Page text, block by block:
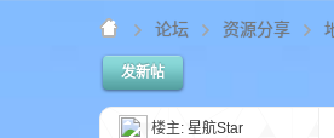
论坛 资源分享
发新帖
楼主: 星航Star